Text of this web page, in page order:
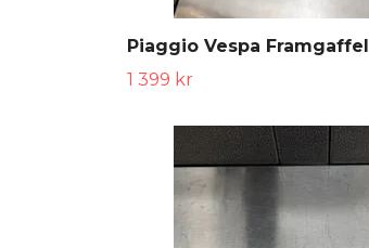
Piaggio Vespa Framgaffel
1 399 kr